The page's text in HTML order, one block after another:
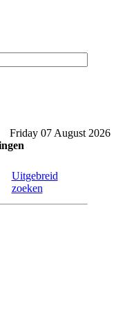
Friday 07 August 2026
Uitgebreid
zoeken